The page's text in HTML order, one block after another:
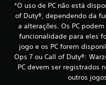
*O uso de PC não está
of Duty®, dependendo da
a alterações. Os PC
funcionalidade para eles
jogo e os PC forem
Ops 7 ou Call of Duty®:
PC devem ser registrados
outros